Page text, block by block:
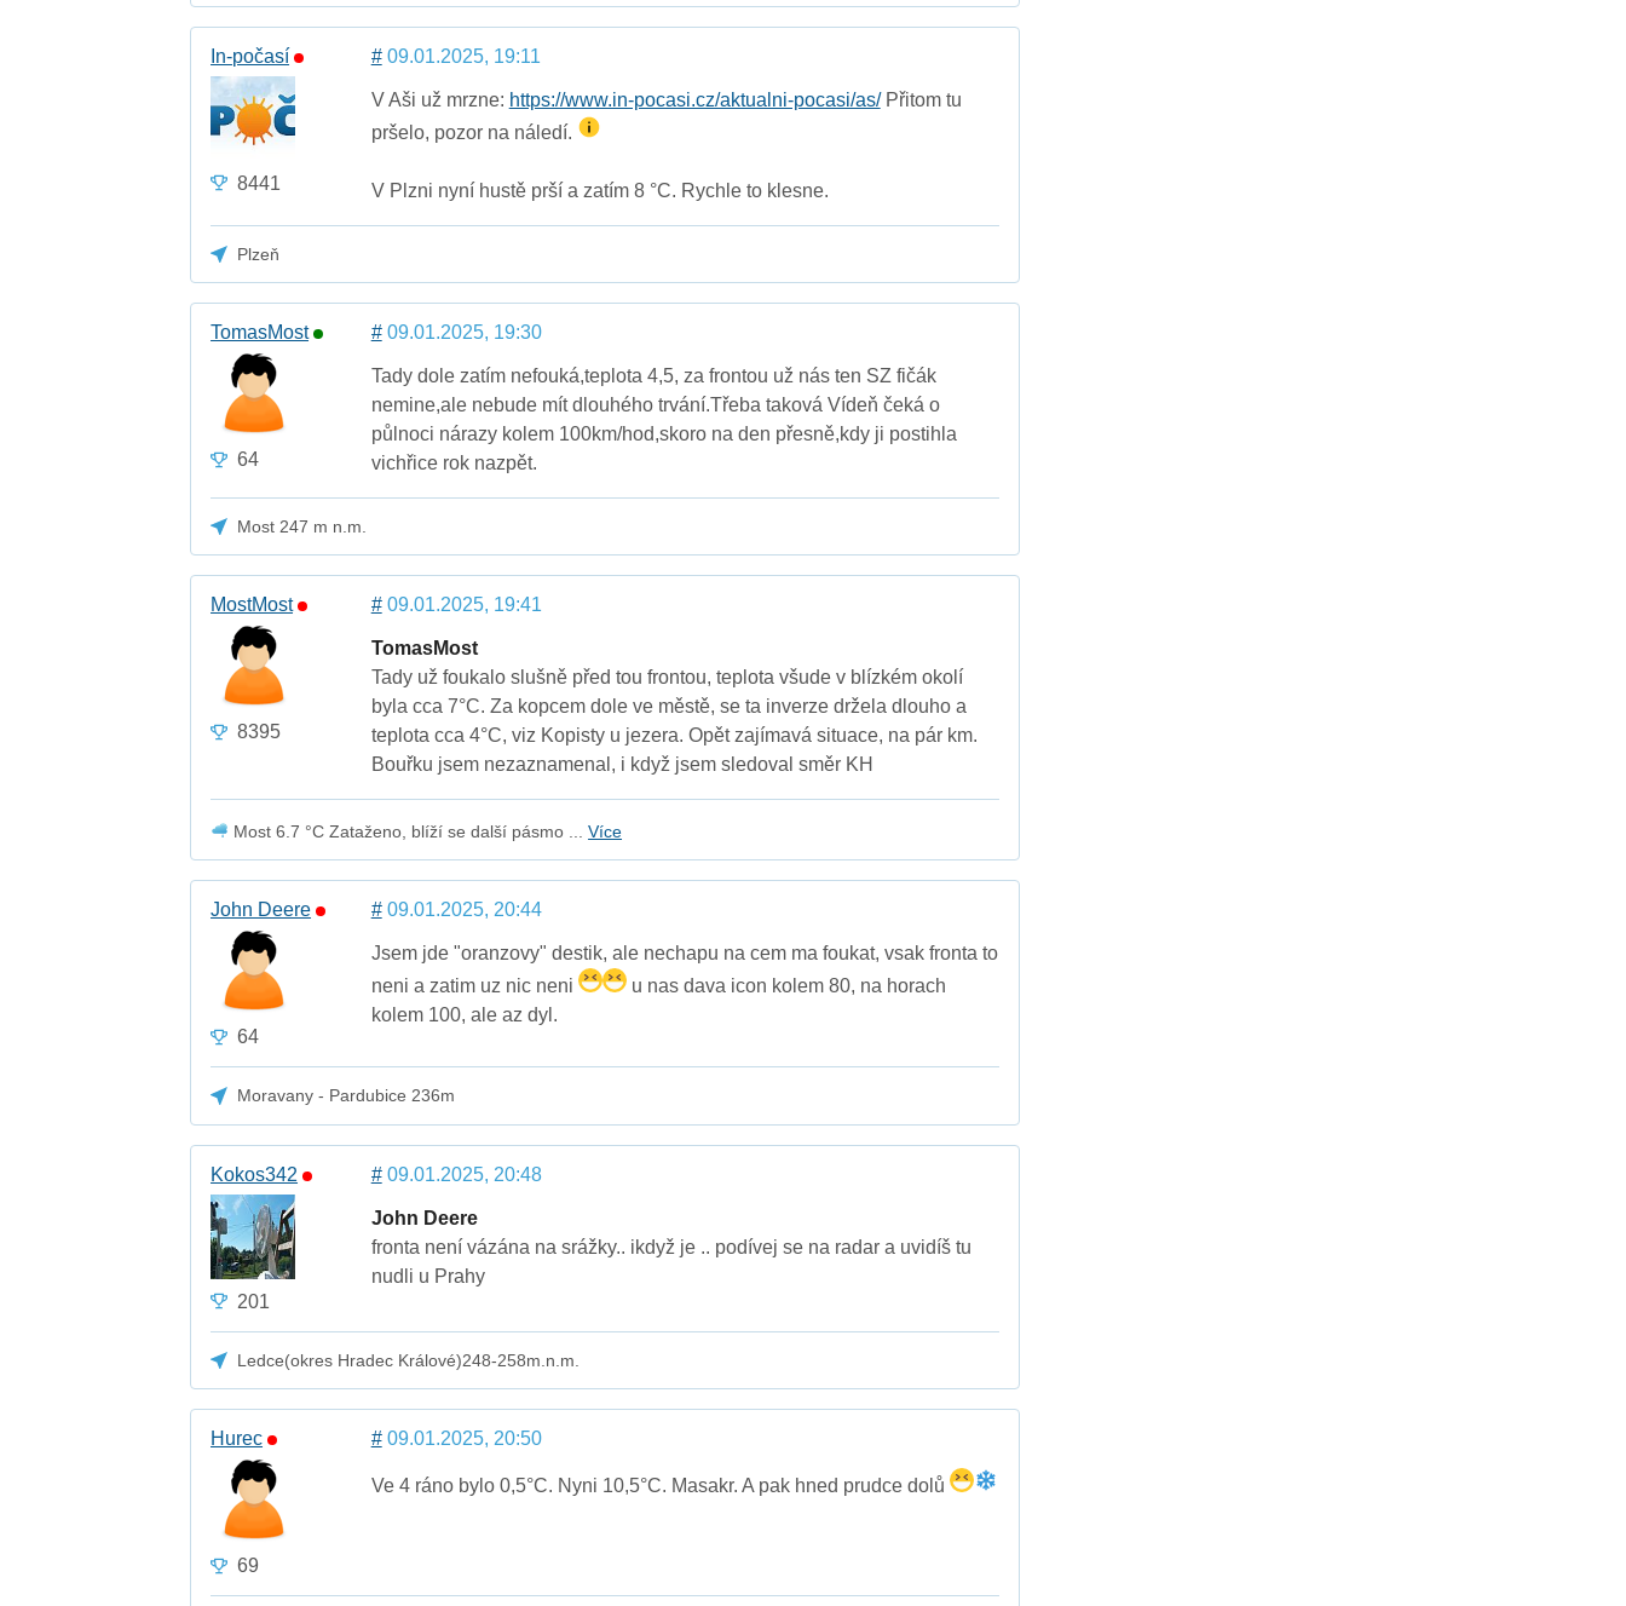
In-počasí
8441
#09.01.2025, 19:11
V Aši už mrzne: https://www.in-pocasi.cz/aktualni-pocasi/as/Přitom tu
pršelo, pozor na náledí.
V Plzni nyní hustě prší a zatím 8 °C. Rychle to klesne.
Plzeň
TomasMost
64
#09.01.2025, 19:30
Tady dole zatím nefouká,teplota 4,5, za frontou už nás ten SZ fičák
nemine,ale nebude mít dlouhého trvání.Třeba taková Vídeň čeká o
půlnoci nárazy kolem 100km/hod,skoro na den přesně,kdy ji postihla
vichřice rok nazpět.
Most 247 m n.m.
MostMost
8395
#09.01.2025, 19:41
TomasMost
Tady už foukalo slušně před tou frontou, teplota všude v blízkém okolí
byla cca 7°C. Za kopcem dole ve městě, se ta inverze držela dlouho a
teplota cca 4°C, viz Kopisty u jezera. Opět zajímavá situace, na pár km.
Bouřku jsem nezaznamenal, i když jsem sledoval směr KH
Most 6.7 °C Zataženo, blíží se další pásmo ...Více
John Deere
64
#09.01.2025, 20:44
Jsem jde "oranzovy" destik, ale nechapu na cem ma foukat, vsak fronta to
neni a zatim uz nic neni
u nas dava icon kolem 80, na horach
kolem 100, ale az dyl.
Moravany - Pardubice 236m
Kokos342
201
#09.01.2025, 20:48
John Deere
fronta není vázána na srážky.. ikdyž je .. podívej se na radar a uvidíš tu
nudli u Prahy
Ledce(okres Hradec Králové)248-258m.n.m.
Hurec
69
#09.01.2025, 20:50
Ve 4 ráno bylo 0,5°C. Nyni 10,5°C. Masakr. A pak hned prudce dolů